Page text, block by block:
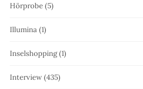
Hörprobe (5)
Illumina (1)
Inselshopping(1)
Interview (435)